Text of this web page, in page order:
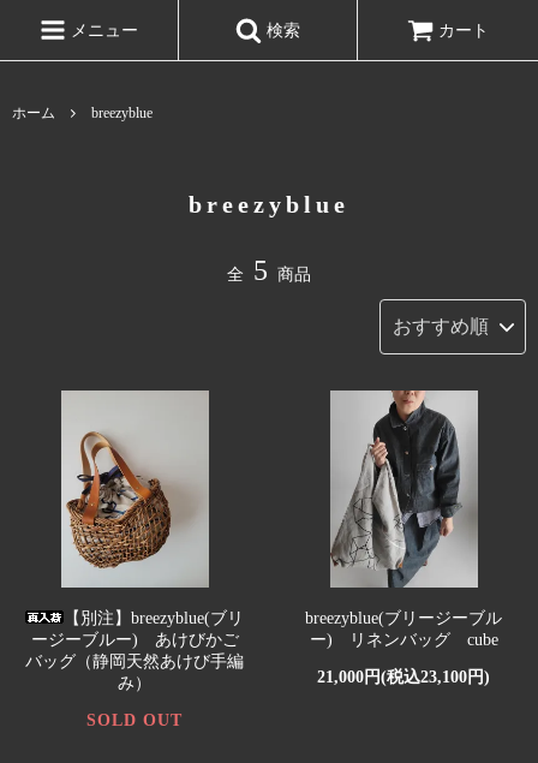
メニュー 検索 カート
ホーム breezyblue
breezyblue
全 5 商品
【別注】breezyblue(ブリ
ージーブルー) あけびかご
バッグ（静岡天然あけび手編
み）
SOLD OUT
breezyblue(ブリージーブル
ー) リネンバッグ cube
21,000円(税込23,100円)